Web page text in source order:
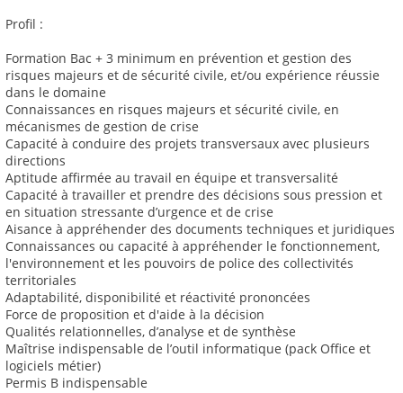
Profil :
Formation Bac + 3 minimum en prévention et gestion des
risques majeurs et de sécurité civile, et/ou expérience réussie
dans le domaine
Connaissances en risques majeurs et sécurité civile, en
mécanismes de gestion de crise
Capacité à conduire des projets transversaux avec plusieurs
directions
Aptitude affirmée au travail en équipe et transversalité
Capacité à travailler et prendre des décisions sous pression et
en situation stressante d’urgence et de crise
Aisance à appréhender des documents techniques et juridiques
Connaissances ou capacité à appréhender le fonctionnement,
l'environnement et les pouvoirs de police des collectivités
territoriales
Adaptabilité, disponibilité et réactivité prononcées
Force de proposition et d'aide à la décision
Qualités relationnelles, d’analyse et de synthèse
Maîtrise indispensable de l’outil informatique (pack Office et
logiciels métier)
Permis B indispensable